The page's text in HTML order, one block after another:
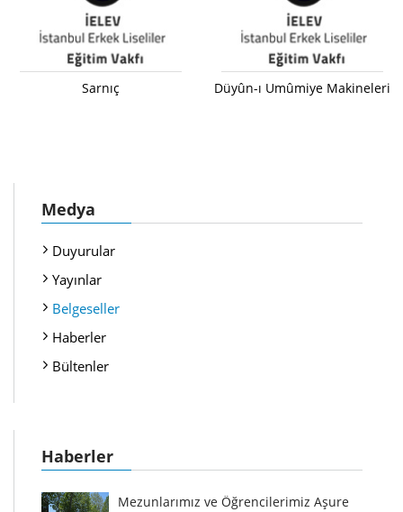
Sarnıç Düyûn-ı Umûmiye Makineleri
Medya
Duyurular
Yayınlar
Belgeseller
Haberler
Bültenler
Haberler
Mezunlarımız ve Öğrencilerimiz Aşure